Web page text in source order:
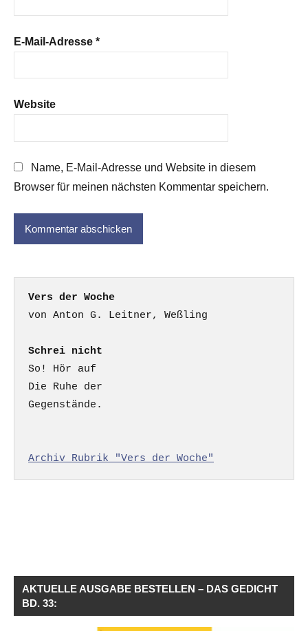
E-Mail-Adresse *
Website
Name, E-Mail-Adresse und Website in diesem
Browser für meinen nächsten Kommentar speichern.
Vers der Woche
Schrei nicht
So! Hör auf
Die Ruhe der
Gegenstände.
Archiv Rubrik "Vers der Woche"
AKTUELLE AUSGABE BESTELLEN – DAS GEDICHT
BD. 33: